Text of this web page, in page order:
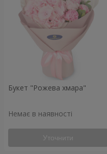
Букет "Рожева хмара"
Немає в наявності
Уточнити